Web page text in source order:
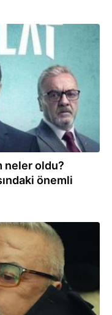
neler oldu?
önemli